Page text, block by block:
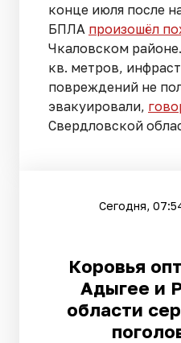
конце июля после
БПЛА произошёл
Чкаловском
кв. метров,
повреждений не
эвакуировали,
Свердловской
Сегодня,
Коровья
Адыгее и
области